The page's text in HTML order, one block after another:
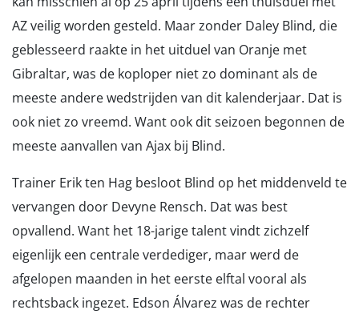
AZ veilig worden gesteld. Maar zonder Daley Blind, die
geblesseerd raakte in het uitduel van Oranje met
Gibraltar, was de koploper niet zo dominant als de
meeste andere wedstrijden van dit kalenderjaar. Dat is
ook niet zo vreemd. Want ook dit seizoen begonnen de
meeste aanvallen van Ajax bij Blind.
Trainer Erik ten Hag besloot Blind op het middenveld te
vervangen door Devyne Rensch. Dat was best
opvallend. Want het 18-jarige talent vindt zichzelf
eigenlijk een centrale verdediger, maar werd de
afgelopen maanden in het eerste elftal vooral als
rechtsback ingezet. Edson Álvarez was de rechter